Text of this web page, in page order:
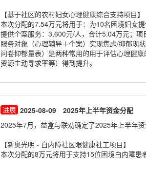
【基于社区的农村妇女心理健康综合支持项目】
本次分配的7.54万元将用于：为10名困境妇女
提供个案服务：3,600元/人，合计5.04万元；
服务对象（心理辅导＋个案）实现焦虑/抑郁现
问卷抑郁量表）是两种常用的用于评估心理健
资源主动寻求率等）得到提升。
2025-08-09
2025年上半年资金分配
2025年7月，益盒与联劝确定了2025年上半年
【新奥光明 - 白内障社区眼健康社工项目】
本次分配的8万元将用于支持15位困境白内障患